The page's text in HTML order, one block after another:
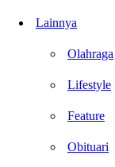
Lainnya
Olahraga
Lifestyle
Feature
Obituari